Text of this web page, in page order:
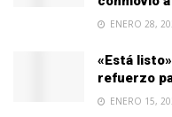
ENERO 28,
«Está
refuerzo
ENERO 15,